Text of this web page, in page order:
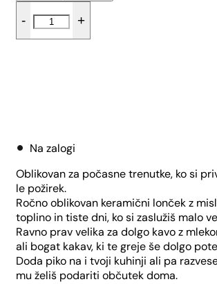
-
lonček
Zmečkanka
+
Na zalogi
Oblikovan za počasne trenutke, ko si
le požirek.
Ročno oblikovan keramični lonček z
toplino in tiste dni, ko si zaslužiš malo
Ravno prav velika za dolgo kavo z
ali bogat kakav, ki te greje še dolgo
Doda piko na i tvoji kuhinji ali pa
mu želiš podariti občutek doma.